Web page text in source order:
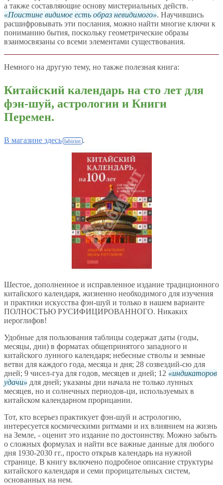
а также составляющие основу мистериальных действ.
Поистине видимое есть образ невидимого . Научившись
расшифровывать эти послания, можно найти многие ключи к
пониманию бытия, поскольку геометрические образы
взаимосвязаны со всеми элементами существования.
Немного на другую тему, но также полезная книга:
Китайский календарь на сто лет для
фэн-шуй, астрологии и Книги
Перемен.
В магазине здесь .
Шестое, дополненное и исправленное издание традиционного
китайского календаря, жизненно необходимого для изучения
и практики искусства фэн-шуй и только в нашем варианте
ПОЛНОСТЬЮ РУСИФИЦИРОВАННОГО. Никаких
иероглифов!
Удобные для пользования таблицы содержат даты (годы,
месяцы, дни) в форматах общепринятого западного и
китайского лунного календаря; небесные стволы и земные
ветви для каждого года, месяца и дня; 28 созвездий-сю для
дней; 9 чисел-гуа для годов, месяцев и дней; 12
индикаторов
удачи
для дней; указаны дни начала не только лунных
месяцев, но и солнечных периодов-ци, используемых в
китайском календарном прорицании.
Тот, кто всерьез практикует фэн-шуй и астрологию,
интересуется космическими ритмами и их влиянием на жизнь
на Земле, - оценит это издание по достоинству. Можно забыть
о сложных формулах и найти все важные данные для любого
дня 1930-2030 гг., просто открыв календарь на нужной
странице. В книгу включено подробное описание структуры
китайского календаря и семи прорицательных систем,
основанных на нем.